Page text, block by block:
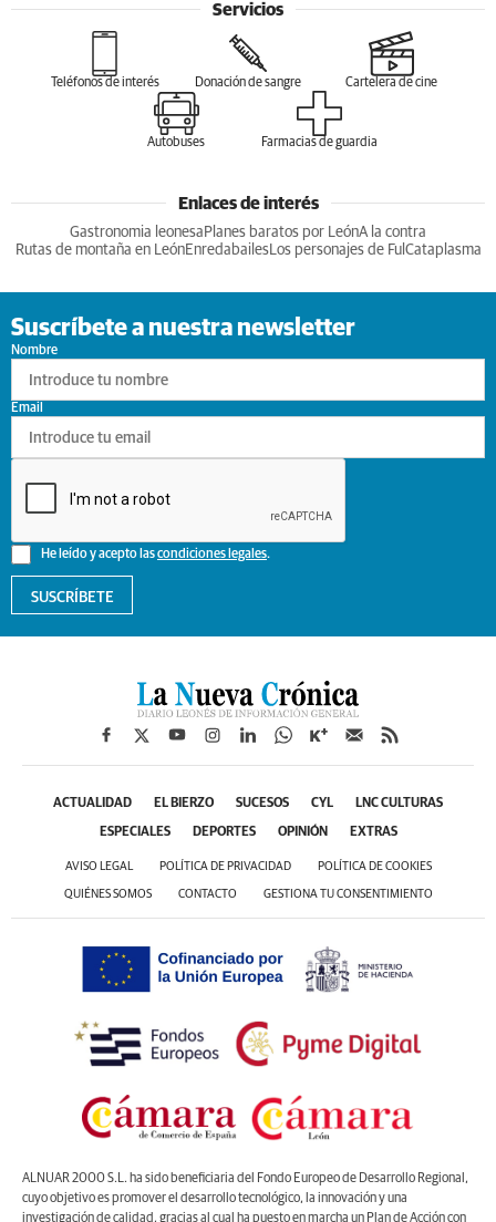
Servicios
Teléfonos de interés Donación de sangre Cartelera de cine
Autobuses Farmacias de guardia
Enlaces de interés
Gastronomia leonesa Planes baratos por LeónA la contra
Rutas de montaña en LeónEnredabailesLos personajes de Ful Cataplasma
Suscríbete a nuestra newsletter
Nombre
He leído y acepto lascondiciones legales.
Email
SUSCRÍBETE
ACTUALIDAD EL BIERZO SUCESOS CYL LNC CULTURAS
ESPECIALES DEPORTES OPINIÓN EXTRAS
AVISO LEGAL POLÍTICA DE PRIVACIDAD POLÍTICA DE COOKIES
QUIÉNES SOMOS CONTACTO GESTIONA TU CONSENTIMIENTO
ALNUAR 2000 S.L. ha sido beneficiaria del Fondo Europeo de Desarrollo Regional,
cuyo objetivo es promover el desarrollo tecnológico, la innovación y una
investigación de calidad, gracias al cual ha puesto en marcha un Plan de Acción con